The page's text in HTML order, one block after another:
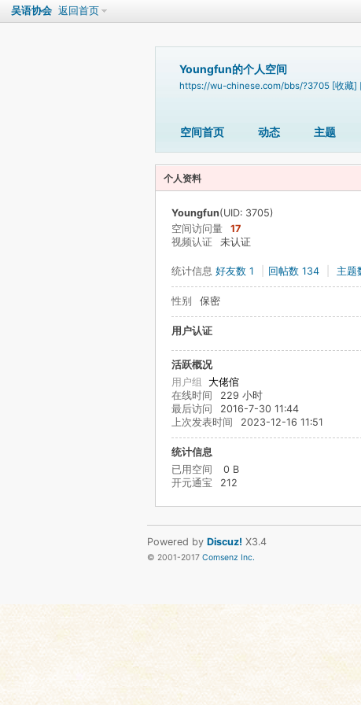
吴语协会 返回首页
Youngfun的个人空间
https://wu-chinese.com/bbs/?3705 [收藏]
空间首页 动态 主题
个人资料
Youngfun(UID: 3705)
空间访问量
17
视频认证
未认证
统计信息 好友数 1 回帖数 134 主题
性别 保密
用户认证
活跃概况
用户组 大佬倌
在线时间
229 小时
最后访问
2016-7-30 11:44
上次发表时间
2023-12-16 11:51
统计信息
已用空间
0 B
开元通宝
212
Powered by Discuz! X3.4
© 2001-2017 Comsenz Inc.